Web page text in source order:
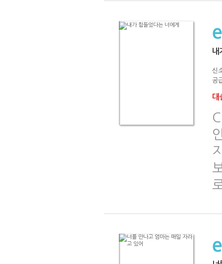
내
신
공
대